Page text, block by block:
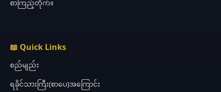
စာကြည့်တိုက်။
📖 Quick Links
စည်မျည်း
ရခိုင်သားကြီး(စာပေ)အကြောင်း